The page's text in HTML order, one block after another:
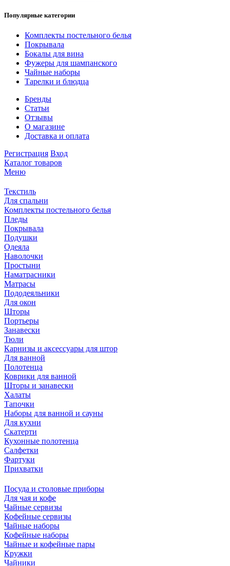
Популярные категории
Комплекты постельного белья
Покрывала
Бокалы для вина
Фужеры для шампанского
Чайные наборы
Тарелки и блюдца
Бренды
Статьи
Отзывы
О магазине
Доставка и оплата
Регистрация Вход
Каталог товаров
Меню
Текстиль
Для спальни
Комплекты постельного белья
Пледы
Покрывала
Подушки
Одеяла
Наволочки
Простыни
Наматрасники
Матрасы
Пододеяльники
Для окон
Шторы
Портьеры
Занавески
Тюли
Карнизы и аксессуары для штор
Для ванной
Полотенца
Коврики для ванной
Шторы и занавески
Халаты
Тапочки
Наборы для ванной и сауны
Для кухни
Скатерти
Кухонные полотенца
Салфетки
Фартуки
Прихватки
Посуда и столовые приборы
Для чая и кофе
Чайные сервизы
Кофейные сервизы
Чайные наборы
Кофейные наборы
Чайные и кофейные пары
Кружки
Чайники